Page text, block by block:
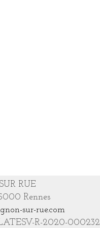
RUE
Rennes
sur-rue.com
R-2020-000232